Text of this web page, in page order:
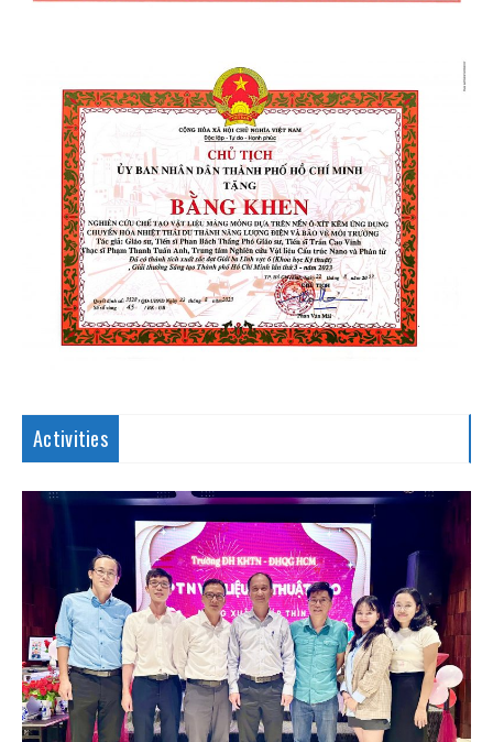
Activities